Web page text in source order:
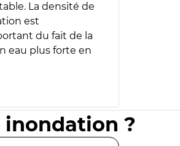
La densité de
est
du fait de la
eau plus forte en
inondation ?